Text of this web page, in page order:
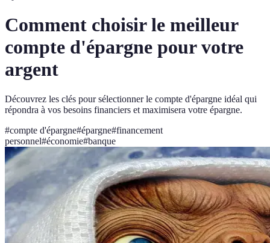
Comment choisir le meilleur
compte d'épargne pour votre
argent
Découvrez les clés pour sélectionner le compte d'épargne idéal qui
répondra à vos besoins financiers et maximisera votre épargne.
#compte d'épargne#épargne#financement
personnel#économie#banque